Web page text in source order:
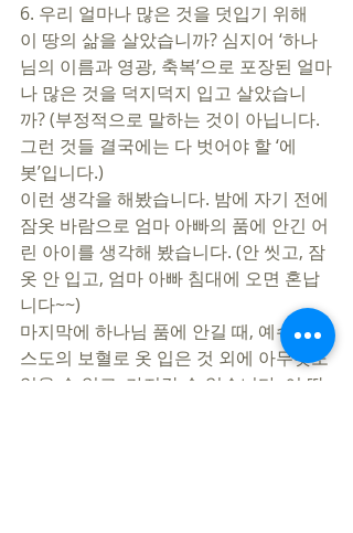
6. 우리 얼마나 많은 것을 덧입기 위해
이 땅의 삶을 살았습니까? 심지어 ‘하나
님의 이름과 영광, 축복’으로 포장된 얼마
나 많은 것을 덕지덕지 입고 살았습니
까? (부정적으로 말하는 것이 아닙니다.
그런 것들 결국에는 다 벗어야 할 ‘에
봇’입니다.)
이런 생각을 해봤습니다. 밤에 자기 전에
잠옷 바람으로 엄마 아빠의 품에 안긴 어
린 아이를 생각해 봤습니다. (안 씻고, 잠
옷 안 입고, 엄마 아빠 침대에 오면 혼납
니다~~)
마지막에 하나님 품에 안길 때, 예수 그리
스도의 보혈로 옷 입은 것 외에 아무것도
입을 수 없고, 가져갈 수 없습니다. 이 땅